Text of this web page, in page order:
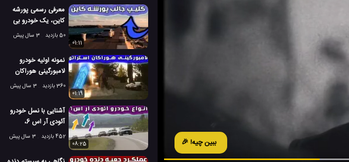
ببین چیه! 🎉
معرفی رسمی پورشه
کاین، یک خودرو بی
نظیر
50 بازدید
3 سال پیش
01:11
نمونه اولیه خودرو
لامبورگینی هوراکان
استراتو در جاده
360 بازدید
3 سال پیش
01:19
آشنایی با نسل خودرو
آئودی آر اس 6،
شگفت انگیز ترین؟
452 بازدید
3 سال پیش
08:25